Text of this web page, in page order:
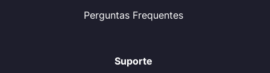
Perguntas Frequentes
Suporte